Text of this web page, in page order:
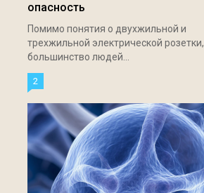
опасность
Помимо понятия о двухжильной и
трехжильной электрической розетки,
большинство людей...
2